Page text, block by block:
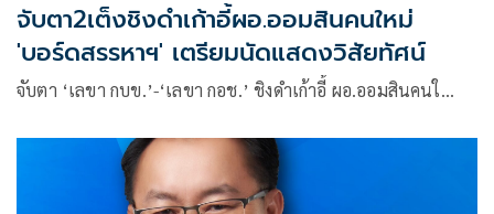
จับตา2เต็งชิงดำเก้าอี้ผอ.ออมสินคนใหม่
'บอร์ดสรรหาฯ' เตรียมนัดแสดงวิสัยทัศน์
จับตา ‘เลขา กบข.’-‘เลขา กอช.’ ชิงดำเก้าอี้ ผอ.ออมสินคนใ…